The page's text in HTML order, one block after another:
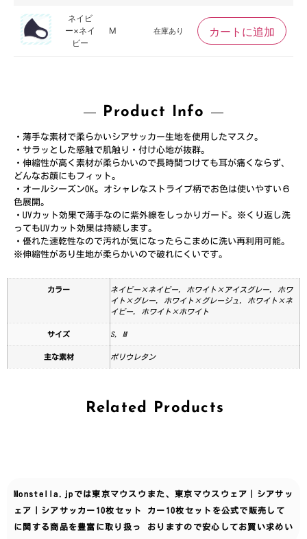
ネイビ
ー×ネイ
ビー
M 在庫あり カートに追加
Product Info
・薄手な素材で柔らかいシアサッカー生地を使用したマスク。
・サラッとした感触で肌触り・付け心地が抜群。
・伸縮性が高く素材が柔らかいので長時間つけても耳が痛くならず、
どんなお顔にもフィット。
・オールシーズンOK。オシャレなストライプ柄でお色は使いやすい６
色展開。
・UVカット効果で薄手なのに紫外線をしっかりガード。※くり返し洗
ってもUVカット効果は持続します。
・優れた速乾性なので汚れが気になったらこまめに洗い再利用可能。
※伸縮性があり生地が柔らかいので破れにくいです。
カラー
ネイビー×ネイビー, ホワイト×アイスグレー, ホワ
イト×グレー, ホワイト×グレージュ, ホワイト×ネ
イビー, ホワイト×ホワイト
サイズ S, M
主な素材 ポリウレタン
Related Products
Monstella.jpでは東京マウスウ
ェア｜シアサッカー10枚セット
に関する商品を豊富に取り扱っ
また、東京マウスウェア｜シアサッ
カー10枚セットを公式で販売して
おりますので安心してお買い求めい